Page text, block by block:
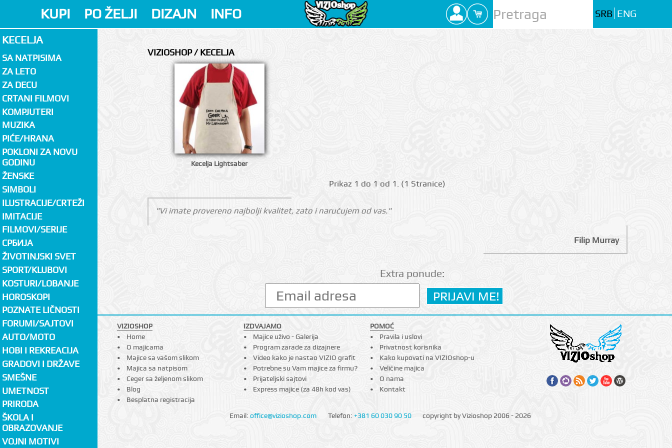
KUPI PO ŽELJI DIZAJN INFO SRB ENG
KECELJA
SA NATPISIMA
ZA LETO
ZA DECU
CRTANI FILMOVI
KOMPJUTERI
MUZIKA
PIĆE/HRANA
POKLONI ZA NOVU
GODINU
ŽENSKE
SIMBOLI
ILUSTRACIJE/CRTEŽI
IMITACIJE
FILMOVI/SERIJE
СРБИЈА
ŽIVOTINJSKI SVET
SPORT/KLUBOVI
KOSTURI/LOBANJE
HOROSKOPI
POZNATE LIČNOSTI
FORUMI/SAJTOVI
AUTO/MOTO
HOBI I REKREACIJA
GRADOVI I DRŽAVE
SMEŠNE
UMETNOST
PRIRODA
ŠKOLA I
OBRAZOVANJE
VOJNI MOTIVI
VIZIOSHOP / KECELJA
Kecelja Lightsaber
Prikаz 1 do 1 оd 1. (1 Strаnicе)
"Vi imate provereno najbolji kvalitet, zato i naručujem od vas."
Filip Murray
Extra ponude:
VIZIOSHOP
Home
O majicama
Majice sa vašom slikom
Majica sa natpisom
Ceger sa željenom slikom
Blog
Besplatna registracija
IZDVAJAMO
Majice uživo - Galerija
Program zarade za dizajnere
Video kako je nastao VIZIO grafit
Potrebne su Vam majice za firmu?
Prijateljski sajtovi
Express majice (za 48h kod vas)
POMOĆ
Pravila i uslovi
Privatnost korisnika
Kako kupovati na VIZIOshop-u
Veličine majica
O nama
Kontakt
Email: office@vizioshop.com Telefon: +381 60 030 90 50 copyright by Vizioshop 2006 - 2026